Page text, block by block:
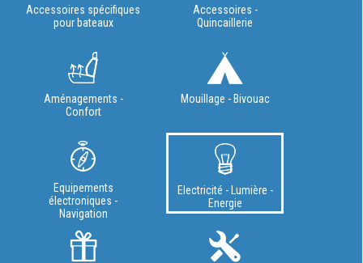
Accessoires spécifiques
pour bateaux
Accessoires -
Quincaillerie
Aménagements -
Confort
Mouillage - Bivouac
Equipements
électroniques -
Navigation
Electricité - Lumière -
Energie